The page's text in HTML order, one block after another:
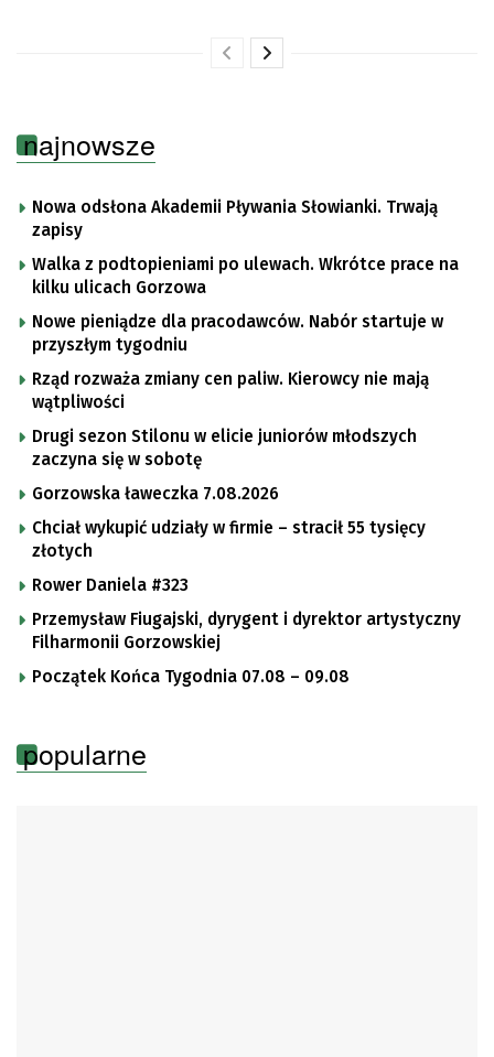
najnowsze
Nowa odsłona Akademii Pływania Słowianki. Trwają
zapisy
Walka z podtopieniami po ulewach. Wkrótce prace na
kilku ulicach Gorzowa
Nowe pieniądze dla pracodawców. Nabór startuje w
przyszłym tygodniu
Rząd rozważa zmiany cen paliw. Kierowcy nie mają
wątpliwości
Drugi sezon Stilonu w elicie juniorów młodszych
zaczyna się w sobotę
Gorzowska ławeczka 7.08.2026
Chciał wykupić udziały w firmie – stracił 55 tysięcy
złotych
Rower Daniela #323
Przemysław Fiugajski, dyrygent i dyrektor artystyczny
Filharmonii Gorzowskiej
Początek Końca Tygodnia 07.08 – 09.08
popularne